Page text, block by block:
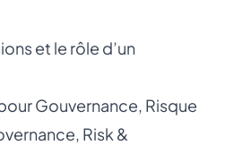
et le rôle d’un
Gouvernance, Risque
Risk &